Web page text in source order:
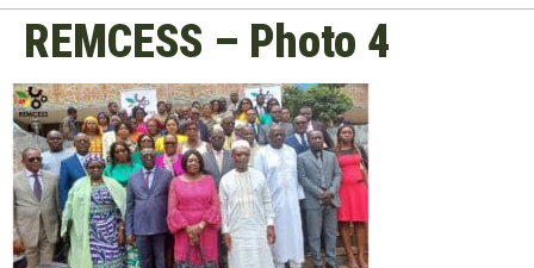
REMCESS – Photo 4